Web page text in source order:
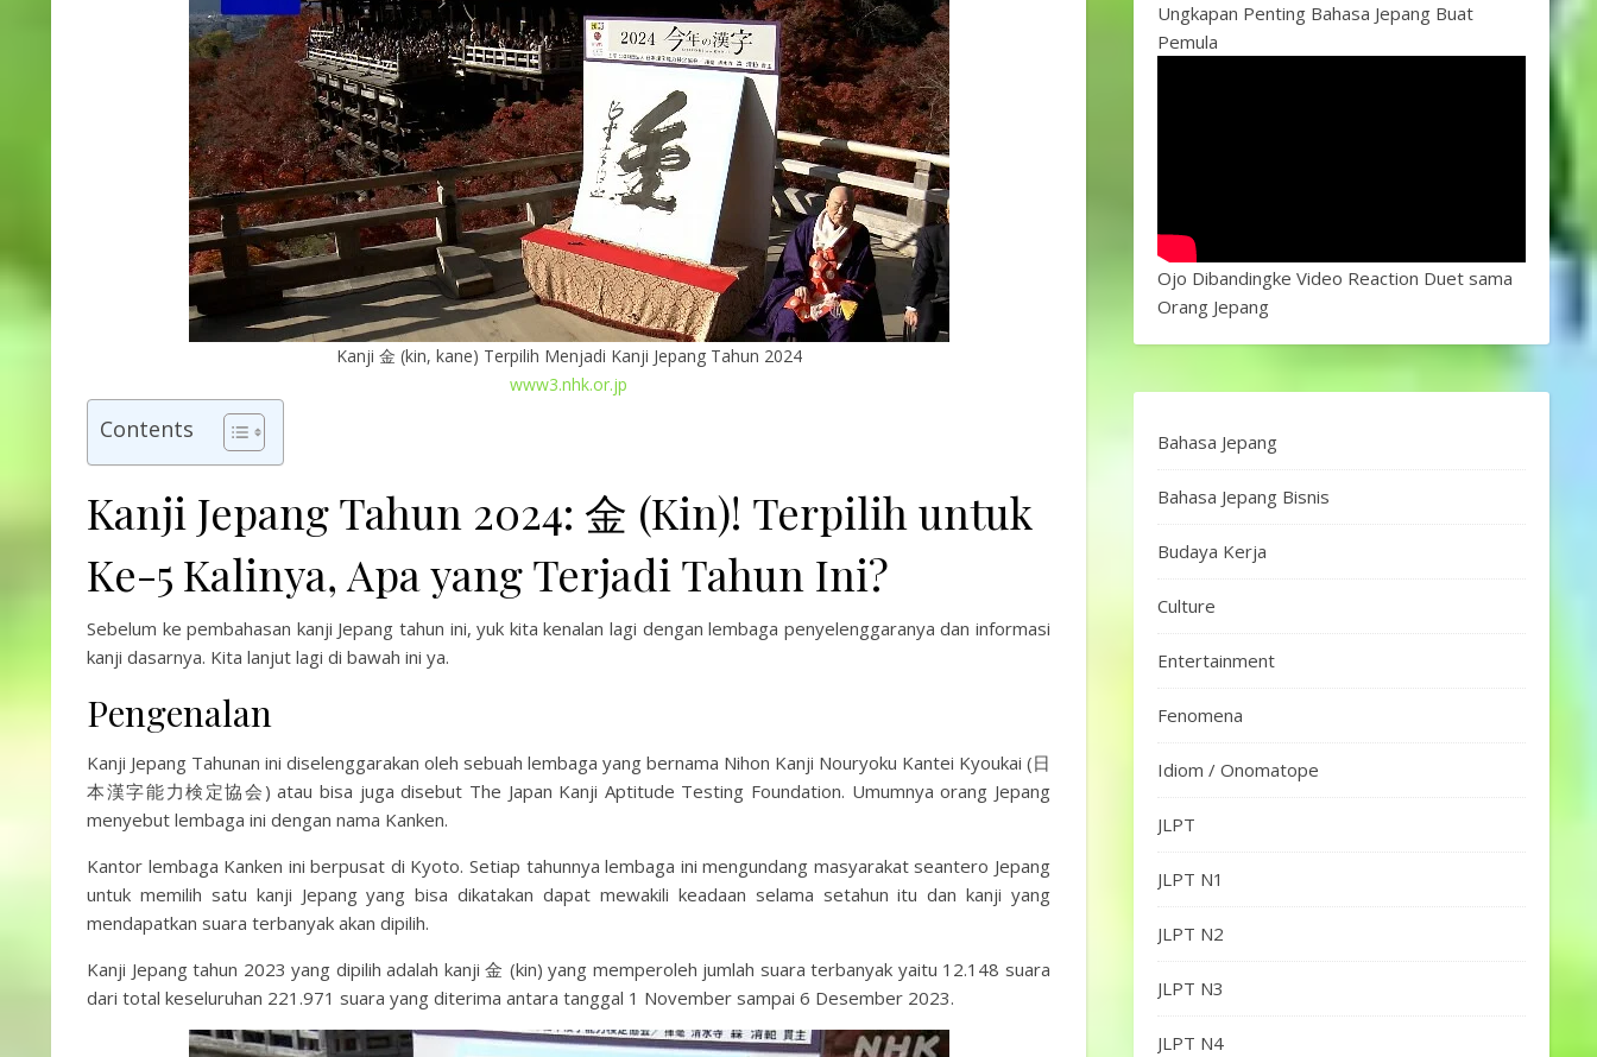
Kanji 金 (kin, kane) Terpilih Menjadi Kanji Jepang Tahun 2024
www3.nhk.or.jp
Contents
Kanji Jepang Tahun 2024: 金 (Kin)! Terpilih untuk
Ke-5 Kalinya, Apa yang Terjadi Tahun Ini?
Sebelum ke pembahasan kanji Jepang tahun ini, yuk kita kenalan lagi dengan lembaga penyelenggaranya dan informasi
kanji dasarnya. Kita lanjut lagi di bawah ini ya.
Pengenalan
Kanji Jepang Tahunan ini diselenggarakan oleh sebuah lembaga yang bernama Nihon Kanji Nouryoku Kantei Kyoukai (日
本漢字能力検定協会) atau bisa juga disebut The Japan Kanji Aptitude Testing Foundation. Umumnya orang Jepang
menyebut lembaga ini dengan nama Kanken.
Kantor lembaga Kanken ini berpusat di Kyoto. Setiap tahunnya lembaga ini mengundang masyarakat seantero Jepang
untuk memilih satu kanji Jepang yang bisa dikatakan dapat mewakili keadaan selama setahun itu dan kanji yang
mendapatkan suara terbanyak akan dipilih.
Kanji Jepang tahun 2023 yang dipilih adalah kanji 金 (kin) yang memperoleh jumlah suara terbanyak yaitu 12.148 suara
dari total keseluruhan 221.971 suara yang diterima antara tanggal 1 November sampai 6 Desember 2023.
Ungkapan Penting Bahasa Jepang Buat
Pemula
Ojo Dibandingke Video Reaction Duet sama
Orang Jepang
Bahasa Jepang
Bahasa Jepang Bisnis
Budaya Kerja
Culture
Entertainment
Fenomena
Idiom / Onomatope
JLPT
JLPT N1
JLPT N2
JLPT N3
JLPT N4